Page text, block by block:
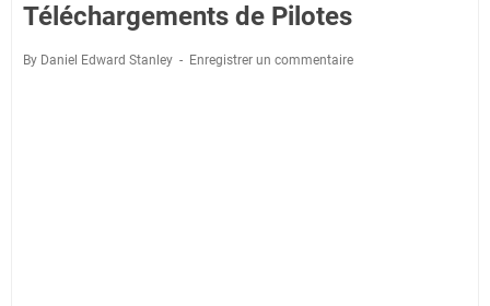
Téléchargements de Pilotes
By Daniel Edward Stanley Enregistrer un commentaire